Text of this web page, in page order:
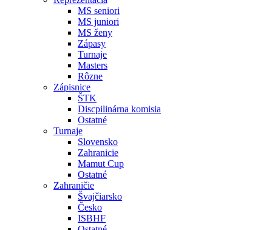
MS seniori
MS juniori
MS ženy
Zápasy
Turnaje
Masters
Rôzne
Zápisnice
ŠTK
Discpilinárna komisia
Ostatné
Turnaje
Slovensko
Zahranicie
Mamut Cup
Ostatné
Zahraničie
Švajčiarsko
Česko
ISBHF